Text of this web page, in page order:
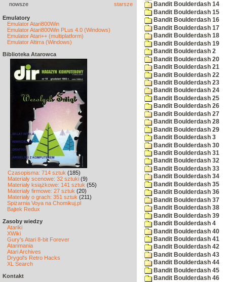
nowsze starsze
Emulatory
Emulator Atari800Win
Emulator Atari800Win PLus 4.0 (Windows)
Emulator Atari++ (multiplatform)
Emulator Altirra (Windows)
Biblioteka Atarowca
Czasopisma: 714 sztuk (185)
Materiały scenowe: 32 sztuki (9)
Materiały książkowe: 141 sztuk (55)
Materiały firmowe: 27 sztuk (20)
Materiały o grach: 351 sztuk (211)
Spiżarnia Voya na Chomikuj.pl
Bajtek Redux
Zasoby wiedzy
Atariki
XWiki
Gury's Atari 8-bit Forever
Atarimania
Atari Archives
Drygol's Retro Hacks
XL Search
Kontakt
Bandit Boulderdash 14
Bandit Boulderdash 15
Bandit Boulderdash 16
Bandit Boulderdash 17
Bandit Boulderdash 18
Bandit Boulderdash 19
Bandit Boulderdash 2
Bandit Boulderdash 20
Bandit Boulderdash 21
Bandit Boulderdash 22
Bandit Boulderdash 23
Bandit Boulderdash 24
Bandit Boulderdash 25
Bandit Boulderdash 26
Bandit Boulderdash 27
Bandit Boulderdash 28
Bandit Boulderdash 29
Bandit Boulderdash 3
Bandit Boulderdash 30
Bandit Boulderdash 31
Bandit Boulderdash 32
Bandit Boulderdash 33
Bandit Boulderdash 34
Bandit Boulderdash 35
Bandit Boulderdash 36
Bandit Boulderdash 37
Bandit Boulderdash 38
Bandit Boulderdash 39
Bandit Boulderdash 4
Bandit Boulderdash 40
Bandit Boulderdash 41
Bandit Boulderdash 42
Bandit Boulderdash 43
Bandit Boulderdash 44
Bandit Boulderdash 45
Bandit Boulderdash 46